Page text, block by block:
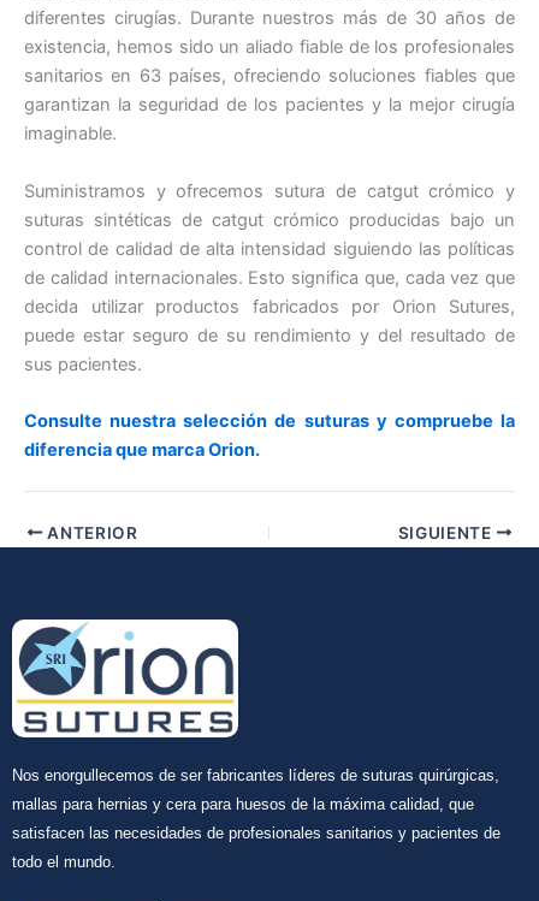
diferentes cirugías. Durante nuestros más de 30 años de
existencia, hemos sido un aliado fiable de los profesionales
sanitarios en 63 países, ofreciendo soluciones fiables que
garantizan la seguridad de los pacientes y la mejor cirugía
imaginable.
Suministramos y ofrecemos sutura de catgut crómico y
suturas sintéticas de catgut crómico producidas bajo un
control de calidad de alta intensidad siguiendo las políticas
de calidad internacionales. Esto significa que, cada vez que
decida utilizar productos fabricados por Orion Sutures,
puede estar seguro de su rendimiento y del resultado de
sus pacientes.
Consulte nuestra selección de suturas y compruebe la
diferencia que marca Orion.
ANTERIOR SIGUIENTE
Nos enorgullecemos de ser fabricantes líderes de suturas quirúrgicas,
mallas para hernias y cera para huesos de la máxima calidad, que
satisfacen las necesidades de profesionales sanitarios y pacientes de
todo el mundo.